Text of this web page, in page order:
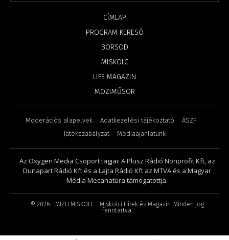
CÍMLAP
PROGRAM KERESŐ
BORSOD
MISKOLC
LIFE MAGAZIN
MOZIMŰSOR
Moderációs alapelvek Adatkezelési tájékoztató
ÁSZF
Játékszabályzat
Médiaajánlatunk
Az Oxygen Media Csoport tagjai: A Plusz Rádió Nonprofit Kft, az
Dunapart Rádió Kft és a Lajta Rádió Kft az MTVA és a Magyar
Média Mecanatúra támogatottja.
© 2026- MIZU MISKOLC - Miskolci Hírek és Magazin. Minden jog
fenntartva.